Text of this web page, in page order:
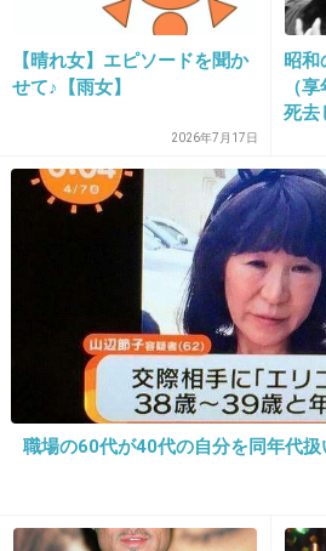
+1492
深瀬かわいそだね
きゃりーそんなことする子
+621
2014/10/10(金) 10:18:41
小さい頃から
ロリコン向けのモデルやっ
【晴れ女】エピソードを聞か
せて♪【雨女】
2026年7月17日
昭和
（
死
「
職場の60代が40代の自分を同年代